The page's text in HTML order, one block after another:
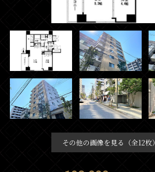
その他の画像を見る（全12枚）